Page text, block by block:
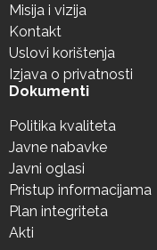
Misija i vizija
Kontakt
Uslovi korištenja
Izjava o privatnosti
Dokumenti
Politika kvaliteta
Javne nabavke
Javni oglasi
Pristup informacijama
Plan integriteta
Akti